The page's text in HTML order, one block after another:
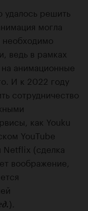
удалось решить
могла
необходимо
ведь в рамках
анимационные
И к 2022 году
сотрудничество
как Youku
YouTube
Netflix (сделка
воображение,
).